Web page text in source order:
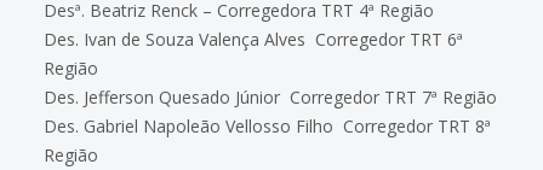
Desª. Beatriz Renck – Corregedora TRT 4ª Região
Des. Ivan de Souza Valença Alves  Corregedor TRT 6ª
Região
Des. Jefferson Quesado Júnior  Corregedor TRT 7ª Região
Des. Gabriel Napoleão Vellosso Filho  Corregedor TRT 8ª
Região